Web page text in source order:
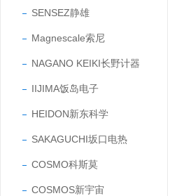
SENSEZ静雄
Magnescale索尼
NAGANO KEIKI长野计器
IIJIMA饭岛电子
HEIDON新东科学
SAKAGUCHI坂口电热
COSMO科斯莫
COSMOS新宇宙